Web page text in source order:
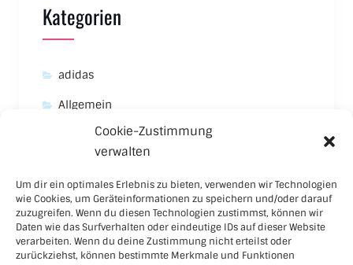
Cookie-Zustimmung
verwalten
Um dir ein optimales Erlebnis zu bieten, verwenden wir Technologien
wie Cookies, um Geräteinformationen zu speichern und/oder darauf
zuzugreifen. Wenn du diesen Technologien zustimmst, können wir
Daten wie das Surfverhalten oder eindeutige IDs auf dieser Website
verarbeiten. Wenn du deine Zustimmung nicht erteilst oder
zurückziehst, können bestimmte Merkmale und Funktionen
Kategorien
adidas
Allgemein
New Balance
Nike
Puma